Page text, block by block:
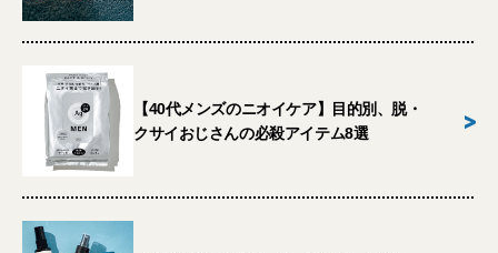
【40代メンズのニオイケア】目的別、脱・
クサイおじさんの必殺アイテム8選
>